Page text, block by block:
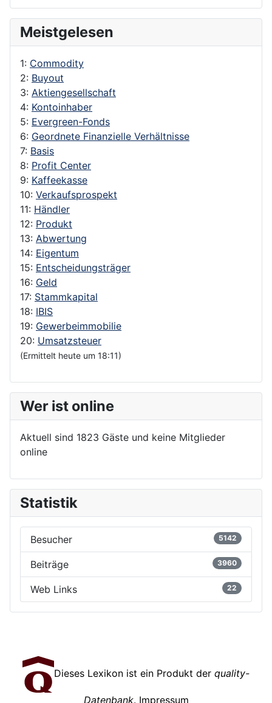
Meistgelesen
1: Commodity
2: Buyout
3: Aktiengesellschaft
4: Kontoinhaber
5: Evergreen-Fonds
6: Geordnete Finanzielle Verhältnisse
7: Basis
8: Profit Center
9: Kaffeekasse
10: Verkaufsprospekt
11: Händler
12: Produkt
13: Abwertung
14: Eigentum
15: Entscheidungsträger
16: Geld
17: Stammkapital
18: IBIS
19: Gewerbeimmobilie
20: Umsatzsteuer
(Ermittelt heute um 18:11)
Wer ist online
Aktuell sind 1823 Gäste und keine Mitglieder
online
Statistik
Besucher 5142
Beiträge 3960
Web Links 22
Dieses Lexikon ist ein Produkt der quality-
Datenbank. Impressum